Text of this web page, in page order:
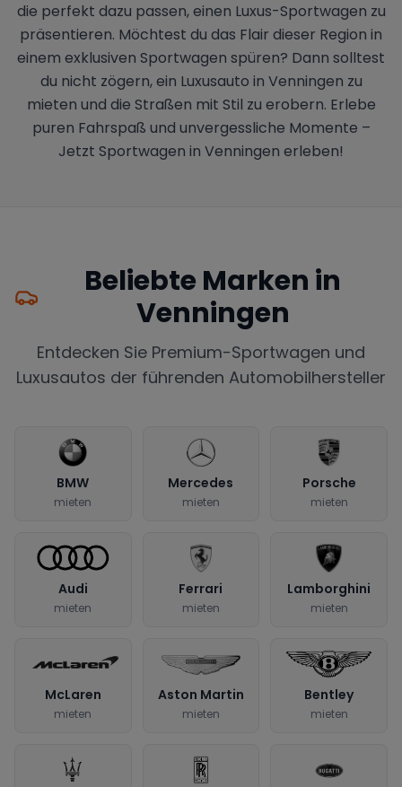
die perfekt dazu passen, einen Luxus-Sportwagen zu
präsentieren. Möchtest du das Flair dieser Region in
einem exklusiven Sportwagen spüren? Dann solltest
du nicht zögern, ein Luxusauto in Venningen zu
mieten und die Straßen mit Stil zu erobern. Erlebe
puren Fahrspaß und unvergessliche Momente –
Jetzt Sportwagen in Venningen erleben!
Beliebte Marken in
Venningen
Entdecken Sie Premium-Sportwagen und
Luxusautos der führenden Automobilhersteller
BMW
mieten
Mercedes
mieten
Porsche
mieten
Audi
mieten
Ferrari
mieten
Lamborghini
mieten
McLaren
mieten
Aston Martin
mieten
Bentley
mieten